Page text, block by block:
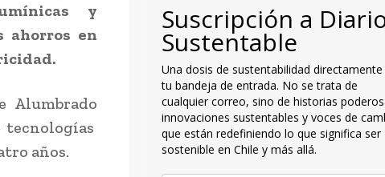
y
ahorros en
Alumbrado
años.
Suscripción a
Sustentable
Una dosis de sustentabilidad
tu bandeja de entrada. No se trata de
cualquier correo, sino de historias
innovaciones sustentables y voces de
que están redefiniendo lo que significa ser
sostenible en Chile y más allá.